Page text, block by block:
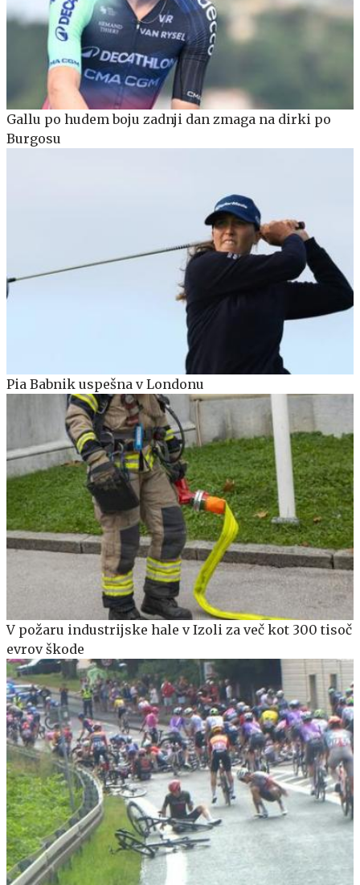
Gallu po hudem boju zadnji dan zmaga na dirki po
Burgosu
Pia Babnik uspešna v Londonu
V požaru industrijske hale v Izoli za več kot 300 tisoč
evrov škode